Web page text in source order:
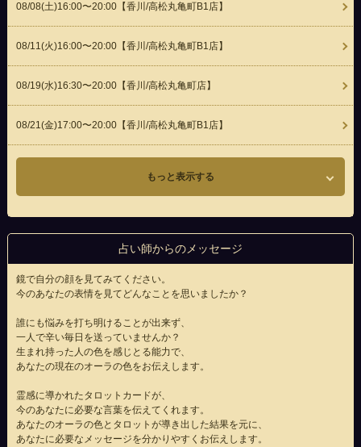
08/08(土)16:00〜20:00【香川/高松丸亀町B1店】
08/11(火)16:00〜20:00【香川/高松丸亀町B1店】
08/19(水)16:30〜20:00【香川/高松丸亀町店】
08/21(金)17:00〜20:00【香川/高松丸亀町B1店】
もっと表示する
占い師からのメッセージ
鏡で自分の顔を見てみてください。
今のあなたの表情を見てどんなことを思いましたか？
誰にも悩みを打ち明けることが出来ず、
一人で辛い毎日を送っていませんか？
生まれ持った人の色を感じとる能力で、
あなたの現在のオーラの色をお伝えします。
霊感に導かれたタロットカードが、
今のあなたに必要な言葉を伝えてくれます。
あなたのオーラの色とタロットが導き出した結果を元に、
あなたに必要なメッセージを分かりやすくお伝えします。